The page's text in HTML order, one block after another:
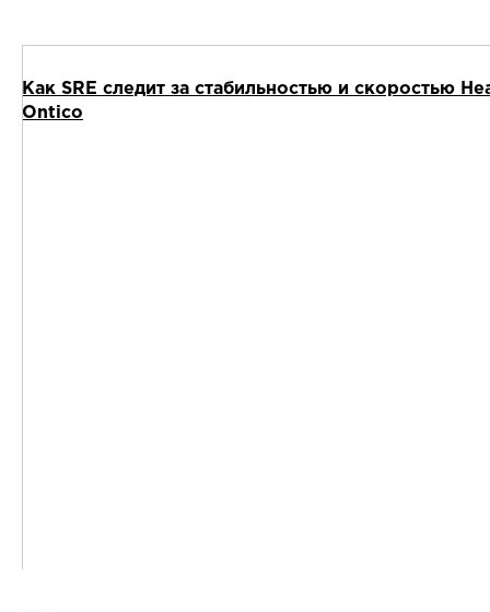
Как SRE следит за стабильностью и скоростью
Ontico